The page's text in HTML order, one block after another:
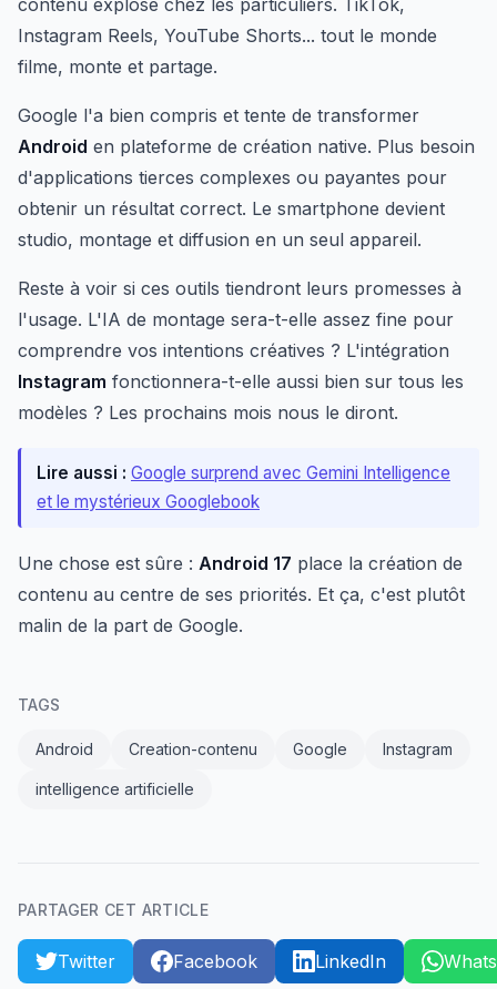
contenu explose chez les particuliers. TikTok,
Instagram Reels, YouTube Shorts... tout le monde
filme, monte et partage.
Google l'a bien compris et tente de transformer
Android en plateforme de création native. Plus besoin
d'applications tierces complexes ou payantes pour
obtenir un résultat correct. Le smartphone devient
studio, montage et diffusion en un seul appareil.
Reste à voir si ces outils tiendront leurs promesses à
l'usage. L'IA de montage sera-t-elle assez fine pour
comprendre vos intentions créatives ? L'intégration
Instagram fonctionnera-t-elle aussi bien sur tous les
modèles ? Les prochains mois nous le diront.
Lire aussi : Google surprend avec Gemini Intelligence
et le mystérieux Googlebook
Une chose est sûre : Android 17 place la création de
contenu au centre de ses priorités. Et ça, c'est plutôt
malin de la part de Google.
TAGS
Android Creation-contenu Google Instagram
intelligence artificielle
PARTAGER CET ARTICLE
Twitter Facebook LinkedIn